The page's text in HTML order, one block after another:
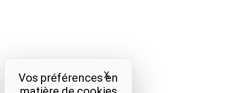
XMasquer le bandeau des